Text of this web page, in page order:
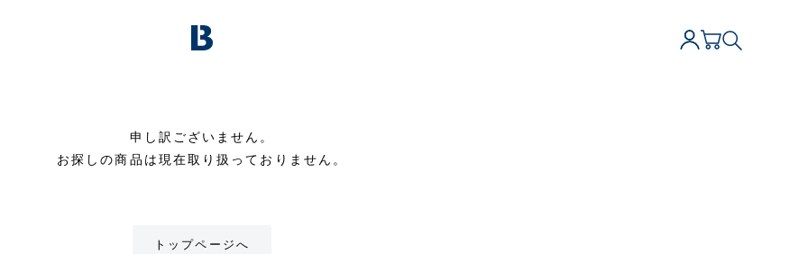
申し訳ございません。
お探しの商品は現在取り扱っておりません。
トップページへ